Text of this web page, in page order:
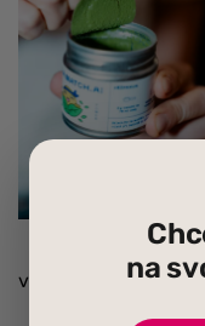
vychutnat v čisté
na